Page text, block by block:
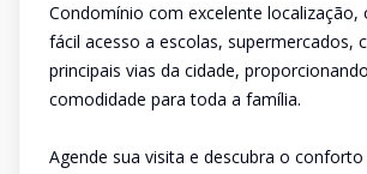
Condomínio com excelente localização,
fácil acesso a escolas, supermercados,
principais vias da cidade,
comodidade para toda a família.
Agende sua visita e descubra o conforto